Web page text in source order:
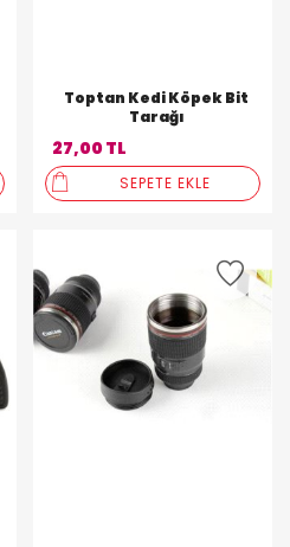
Toptan Kedi Köpek Bit
Tarağı
27,00 TL
SEPETE EKLE